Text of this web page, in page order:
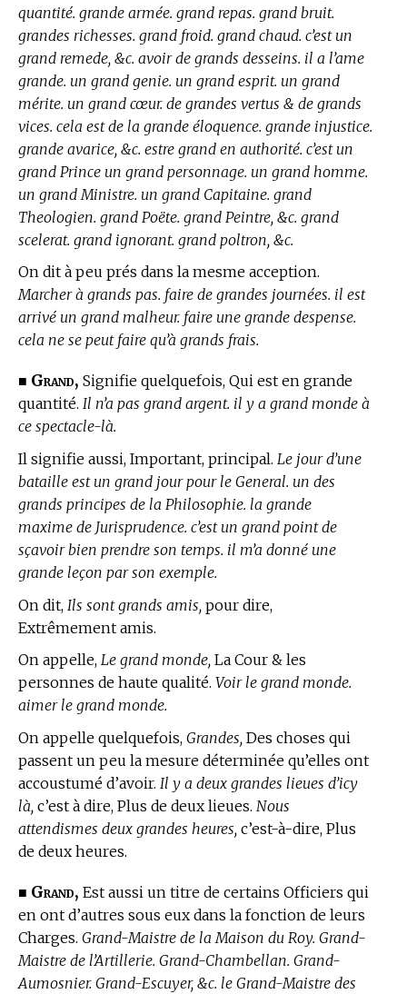
quantité. grande armée. grand repas. grand bruit.
grandes richesses. grand froid. grand chaud. c’est un
grand remede, &c. avoir de grands desseins. il a l’ame
grande. un grand genie. un grand esprit. un grand
mérite. un grand cœur. de grandes vertus & de grands
vices. cela est de la grande éloquence. grande injustice.
grande avarice, &c. estre grand en authorité. c’est un
grand Prince un grand personnage. un grand homme.
un grand Ministre. un grand Capitaine. grand
Theologien. grand Poëte. grand Peintre, &c. grand
scelerat. grand ignorant. grand poltron, &c.
On dit à peu prés dans la mesme acception.
Marcher à grands pas. faire de grandes journées. il est
arrivé un grand malheur. faire une grande despense.
cela ne se peut faire qu’à grands frais.
■ Grand, Signifie quelquefois, Qui est en grande
quantité. Il n’a pas grand argent. il y a grand monde à
ce spectacle-là.
Il signifie aussi, Important, principal. Le jour d’une
bataille est un grand jour pour le General. un des
grands principes de la Philosophie. la grande
maxime de Jurisprudence. c’est un grand point de
sçavoir bien prendre son temps. il m’a donné une
grande leçon par son exemple.
On dit, Ils sont grands amis, pour dire,
Extrêmement amis.
On appelle, Le grand monde, La Cour & les
personnes de haute qualité. Voir le grand monde.
aimer le grand monde.
On appelle quelquefois, Grandes, Des choses qui
passent un peu la mesure déterminée qu’elles ont
accoustumé d’avoir. Il y a deux grandes lieues d’icy
là, c’est à dire, Plus de deux lieues. Nous
attendismes deux grandes heures, c’est-à-dire, Plus
de deux heures.
■ Grand, Est aussi un titre de certains Officiers qui
en ont d’autres sous eux dans la fonction de leurs
Charges. Grand-Maistre de la Maison du Roy. Grand-
Maistre de l’Artillerie. Grand-Chambellan. Grand-
Aumosnier. Grand-Escuyer, &c. le Grand-Maistre des